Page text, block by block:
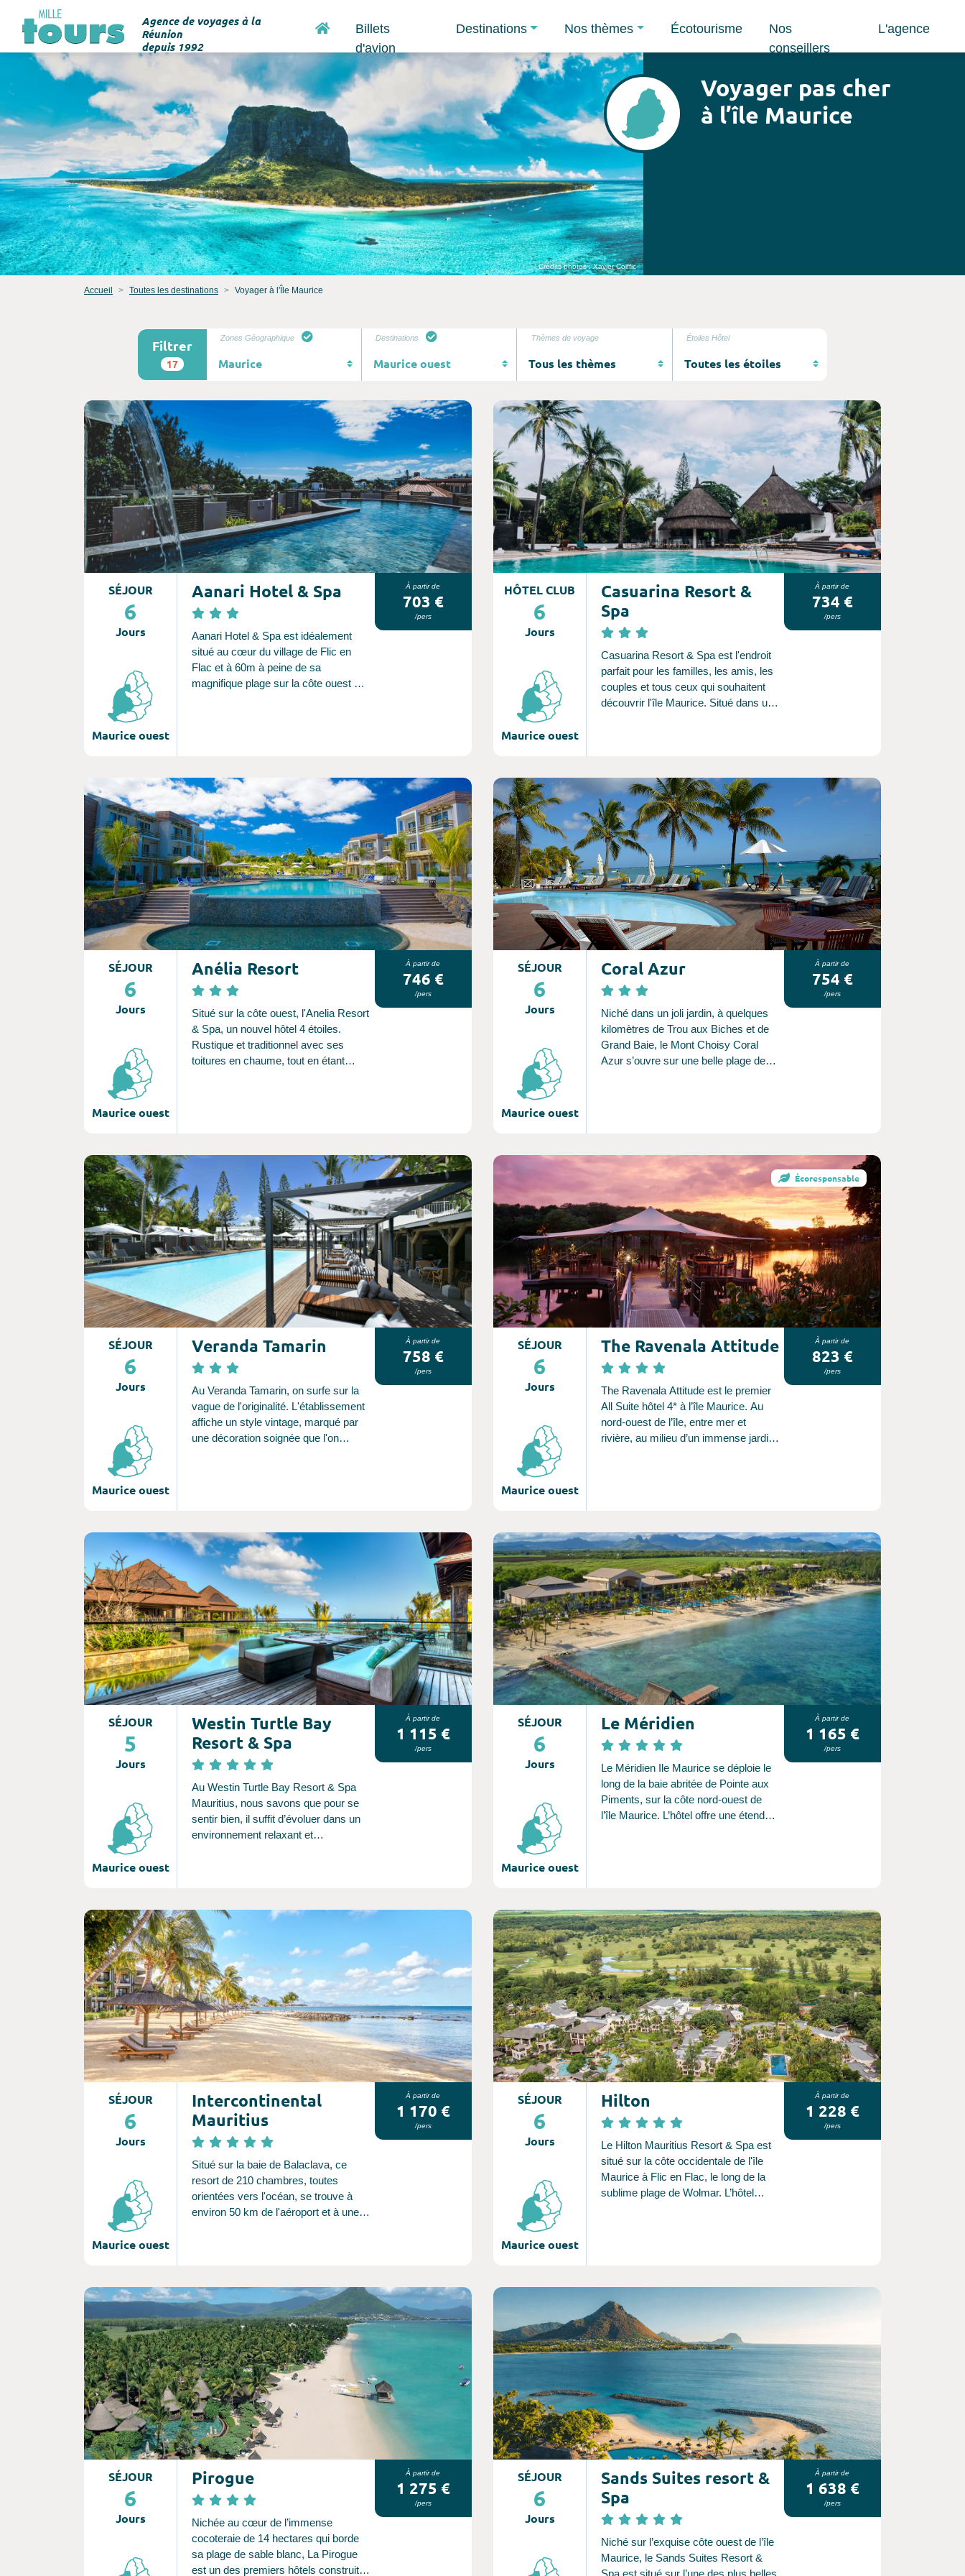
Agence de voyages à la
Réunion
depuis 1992
AccueilBillets
d'avion
Destinations Nos thèmes Écotourisme
Nos
conseillers
L'agence
Crédits photos : Xavier Coiffic
Voyager pas cher
à l’île Maurice
Accueil Toutes les destinations Voyager à l'Île Maurice
Filtrer
17
Zones Géographique Destinations Thèmes de voyage Étoiles Hôtel
SÉJOUR
6
Jours
Maurice ouest
À partir de
703 €
/pers
Aanari Hotel & Spa
Aanari Hotel & Spa est idéalement
situé au cœur du village de Flic en
Flac et à 60m à peine de sa
magnifique plage sur la côte ouest de
Consultez l'offre de voyage
HÔTEL CLUB
6
Jours
Maurice ouest
À partir de
734 €
/pers
Casuarina Resort &
Spa
Casuarina Resort & Spa est l'endroit
parfait pour les familles, les amis, les
couples et tous ceux qui souhaitent
découvrir l'île Maurice. Situé dans un
Grand Baie. Connu dans le passé
comme village de pêcheur, Trou aux
Biches est particulièrement célèbre
pour sa longue plage de sable blanc,
en fond un lieu idéal pour la pratique
des sports nautique et de la
découverte de la faune et la flore de
l'océan Indien.
Consultez l'offre de voyage
SÉJOUR
6
Jours
Maurice ouest
À partir de
746 €
/pers
Anélia Resort
Situé sur la côte ouest, l'Anelia Resort
& Spa, un nouvel hôtel 4 étoiles.
Rustique et traditionnel avec ses
toitures en chaume, tout en étant
Consultez l'offre de voyage
SÉJOUR
6
Jours
Maurice ouest
À partir de
754 €
/pers
Coral Azur
Niché dans un joli jardin, à quelques
kilomètres de Trou aux Biches et de
Grand Baie, le Mont Choisy Coral
Azur s’ouvre sur une belle plage de
gastronomie de l’ile.
Consultez l'offre de voyage
SÉJOUR
6
Jours
Maurice ouest
À partir de
758 €
/pers
Veranda Tamarin
Au Veranda Tamarin, on surfe sur la
vague de l'originalité. L'établissement
affiche un style vintage, marqué par
une décoration soignée que l'on
partir à la découverte des principaux
sites la région.
Consultez l'offre de voyage
Écoresponsable
SÉJOUR
6
Jours
Maurice ouest
À partir de
823 €
/pers
The Ravenala Attitude
The Ravenala Attitude est le premier
All Suite hôtel 4* à l’île Maurice. Au
nord-ouest de l’île, entre mer et
rivière, au milieu d’un immense jardin
Consultez l'offre de voyage
SÉJOUR
5
Jours
Maurice ouest
À partir de
1 115 €
/pers
Westin Turtle Bay
Resort & Spa
Au Westin Turtle Bay Resort & Spa
Mauritius, nous savons que pour se
sentir bien, il suffit d’évoluer dans un
environnement relaxant et
pour nourrir votre corps et votre esprit.
Entrez dans notre univers, qui
deviendra bientôt le vôtre, et offrez-
vous tout un monde de tranquillité.
Consultez l'offre de voyage
SÉJOUR
6
Jours
Maurice ouest
À partir de
1 165 €
/pers
Le Méridien
Le Méridien Ile Maurice se déploie le
long de la baie abritée de Pointe aux
Piments, sur la côte nord-ouest de
l’île Maurice. L’hôtel offre une étendue
Consultez l'offre de voyage
SÉJOUR
6
Jours
Maurice ouest
À partir de
1 170 €
/pers
Intercontinental
Mauritius
Situé sur la baie de Balaclava, ce
resort de 210 chambres, toutes
orientées vers l'océan, se trouve à
environ 50 km de l'aéroport et à une
Consultez l'offre de voyage
SÉJOUR
6
Jours
Maurice ouest
À partir de
1 228 €
/pers
Hilton
Le Hilton Mauritius Resort & Spa est
situé sur la côte occidentale de l'île
Maurice à Flic en Flac, le long de la
sublime plage de Wolmar. L’hôtel
Consultez l'offre de voyage
SÉJOUR
6
Jours
À partir de
1 275 €
/pers
Pirogue
Nichée au cœur de l’immense
cocoteraie de 14 hectares qui borde
sa plage de sable blanc, La Pirogue
est un des premiers hôtels construits
Consultez l'offre de voyage
SÉJOUR
6
Jours
À partir de
1 638 €
/pers
Sands Suites resort &
Spa
Niché sur l’exquise côte ouest de l’île
Maurice, le Sands Suites Resort &
Spa est situé sur l’une des plus belles
Consultez l'offre de voyage